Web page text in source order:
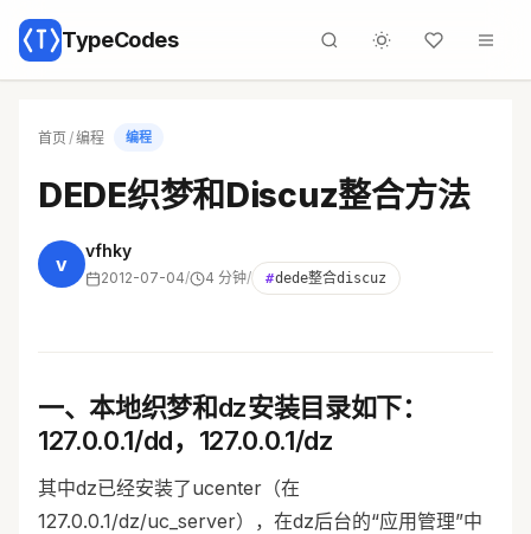
TypeCodes
首页 /编程 编程
DEDE织梦和Discuz整合方法
v
vfhky
2012-07-04/ 4 分钟/ #dede整合discuz
一、本地织梦和dz安装目录如下：
127.0.0.1/dd，127.0.0.1/dz
其中dz已经安装了ucenter（在
127.0.0.1/dz/uc_server），在dz后台的“应用管理”中